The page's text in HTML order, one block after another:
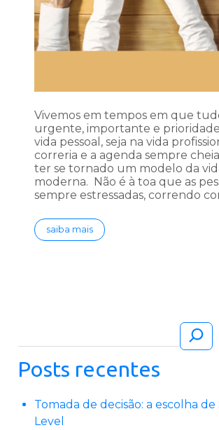
Vivemos em tempos em que
urgente, importante e
vida pessoal, seja na vida
correria e a agenda sempre
ter se tornado um modelo da
moderna. Não é à toa que as
sempre estressadas, correndo
saiba mais
Posts recentes
Tomada de decisão: a escolha de
Level